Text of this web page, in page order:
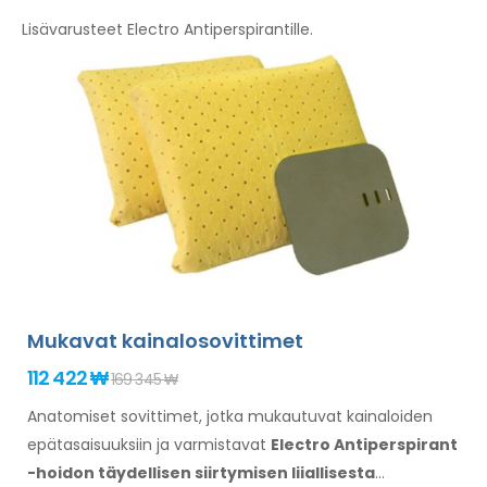
Lisävarusteet Electro Antiperspirantille.
Mukavat kainalosovittimet
112 422 ₩169 345 ₩
Anatomiset sovittimet, jotka mukautuvat kainaloiden
epätasaisuuksiin ja varmistavat Electro Antiperspirant
-hoidon täydellisen siirtymisen liiallisesta